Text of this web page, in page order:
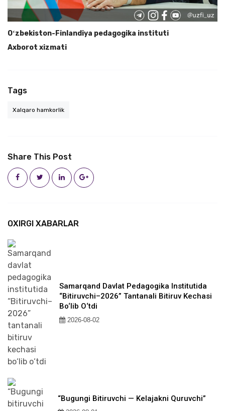
Oʻzbekiston-Finlandiya pedagogika instituti
Axborot xizmati
Tags
Xalqaro hamkorlik
Share This Post
OXIRGI XABARLAR
Samarqand Davlat Pedagogika Institutida
“Bitiruvchi–2026” Tantanali Bitiruv Kechasi
Bo‘lib O‘tdi
2026-08-02
“Bugungi Bitiruvchi — Kelajakni Quruvchi”